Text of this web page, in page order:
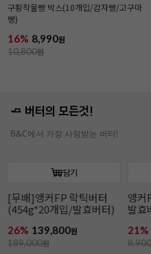
구황작물빵 박스(10개입/감자빵/고구마
빵)
16% 8,990원
10,800원
🧈 버터의 모든것!
B&C에서 가장 사랑받는 버터!
앵커
발효
21%
8,900